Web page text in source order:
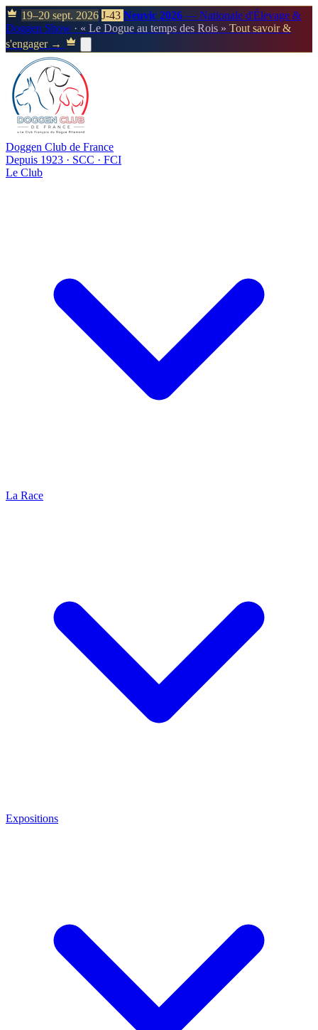
19–20 sept. 2026 J-43 Neuvic 2026 — Nationale d'Élevage &
Doggen Show · « Le Dogue au temps des Rois » Tout savoir &
s'engager →
Doggen Club de France
Depuis 1923 · SCC · FCI
Le Club
La Race
Expositions